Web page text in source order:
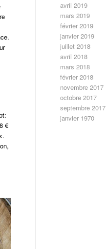
€
avril 2019
mars 2019
février 2019
janvier 2019
juillet 2018
avril 2018
mars 2018
février 2018
novembre 2017
octobre 2017
septembre 2017
janvier 1970